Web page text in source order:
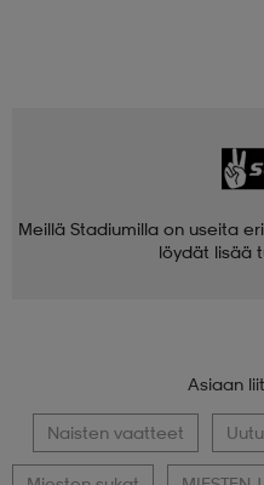
Meillä Stadiumilla on useita
löydät lisää
Asiaan
Naisten vaatteet